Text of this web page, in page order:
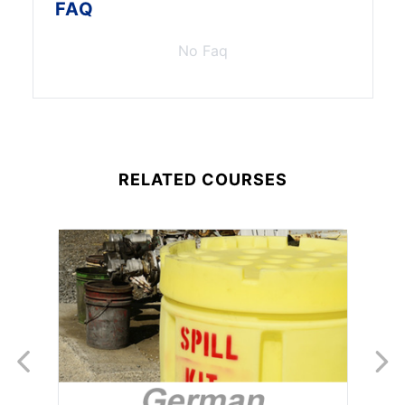
FAQ
No Faq
RELATED COURSES